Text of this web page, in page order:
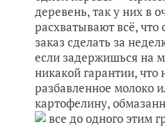
деревень, так у них в
расхватывают всё,
заказ сделать за
если задержишься на
никакой гарантии, что
разбавленное молоко
картофелину,
все до одного этим